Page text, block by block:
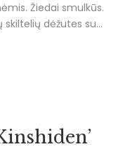
Žiedai smulkūs.
skiltelių dėžutes su…